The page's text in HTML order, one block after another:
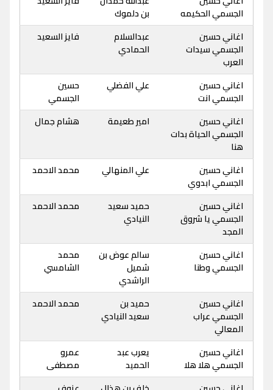
الجسمي الحكيمه
بن دلموك
اغاني حسين
الجسمي سيدات
العرب
عبدالسلام
الحمادي
فايز السعيد
اغاني حسين
الجسمي انت
علي الفضلي
حسين
الجسمي
اغاني حسين
الجسمي الحياة بدات
هنا
امير طعيمة هشام جمال
اغاني حسين
الجسمي ابدوي
علي المنهالي محمد الاحمد
اغاني حسين
الجسمي يا شروق
المجد
حميد سعيد
النيادي
محمد الاحمد
اغاني حسين
الجسمي وطنا
سالم عوض بن
شميل
الراشدي
محمد
الشامسي
اغاني حسين
الجسمي عراب
المعالي
حميد بن
سعيد النيادي
محمد الاحمد
اغاني حسين
الجسمي هلا هلا
يعرب عبد
الحميد
عمرو
مصطفى